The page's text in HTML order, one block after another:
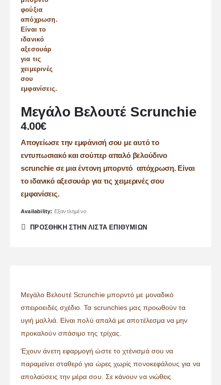
Μεγάλο Βελουτέ Scrunchie
4.00€
Απογείωσε την εμφάνισή σου με αυτό το
εντυπωσιακό και σούπερ απαλό βελούδινο
scrunchie σε μια έντονη μπορντό απόχρωση. Είναι
το ιδανικό αξεσουάρ για τις χειμερινές σου
εμφανίσεις.
Availability: Εξαντλημένο
ΠΡΌΣΘΉΚΗ ΣΤΗΝ ΛΊΣΤΑ ΕΠΙΘΥΜΙΏΝ
Μεγάλο Βελουτέ Scrunchie μπορντό με μοναδικό
σπειροειδές σχέδιο. Τα scrunchies μας προωθούν τα
υγιή μαλλιά. Είναι πολύ απαλά με αποτέλεσμα να μην
προκαλούν σπάσιμο της τρίχας.
Έχουν άνετη εφαρμογή ώστε το χτένισμά σου να
παραμείνει σταθερό για ώρες χωρίς πονοκεφάλους για να
απολαύσεις την μέρα σου. Σε κάνουν να νιώθεις